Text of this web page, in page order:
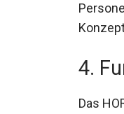
4.
Das